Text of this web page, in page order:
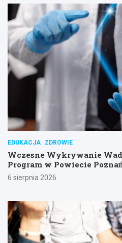
EDUKACJA ZDROWIE
Wczesne Wykrywanie
Program w Powiecie
6 sierpnia 2026